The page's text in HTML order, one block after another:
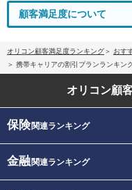
顧客満足度について
オリコン顧客満足度ランキング おす
携帯キャリアの割引プランランキン
オリコン顧
保険関連ランキング
金融関連ランキング